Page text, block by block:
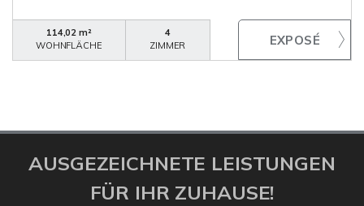
114,02 m²
WOHNFLÄCHE
4
ZIMMER
AUSGEZEICHNETE LEISTUNGEN
FÜR IHR ZUHAUSE!